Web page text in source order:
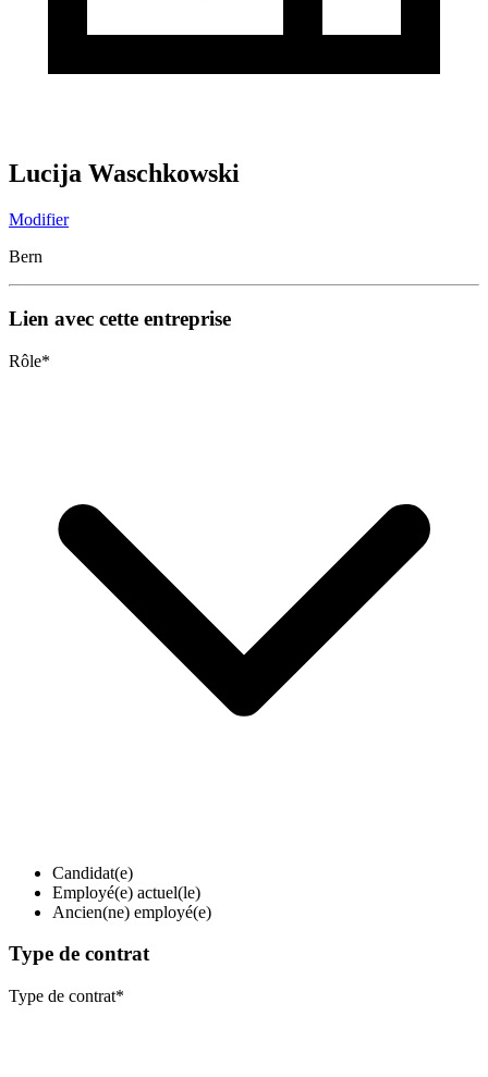
Lucija Waschkowski
Modifier
Bern
Lien avec cette entreprise
Rôle*
Candidat(e)
Employé(e) actuel(le)
Ancien(ne) employé(e)
Type de contrat
Type de contrat*